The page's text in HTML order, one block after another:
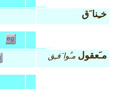
خـِنا َق
مـَعقول مـُوا َفـِق